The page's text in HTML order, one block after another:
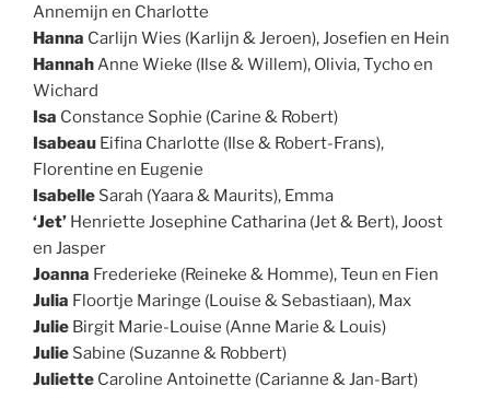
Annemijn en Charlotte
Hanna Carlijn Wies (Karlijn & Jeroen), Josefien en Hein
Hannah Anne Wieke (Ilse & Willem), Olivia, Tycho en
Wichard
Isa Constance Sophie (Carine & Robert)
Isabeau Eifina Charlotte (Ilse & Robert-Frans),
Florentine en Eugenie
Isabelle Sarah (Yaara & Maurits), Emma
‘Jet’ Henriette Josephine Catharina (Jet & Bert), Joost
en Jasper
Joanna Frederieke (Reineke & Homme), Teun en Fien
Julia Floortje Maringe (Louise & Sebastiaan), Max
Julie Birgit Marie-Louise (Anne Marie & Louis)
Julie Sabine (Suzanne & Robbert)
Juliette Caroline Antoinette (Carianne & Jan-Bart)